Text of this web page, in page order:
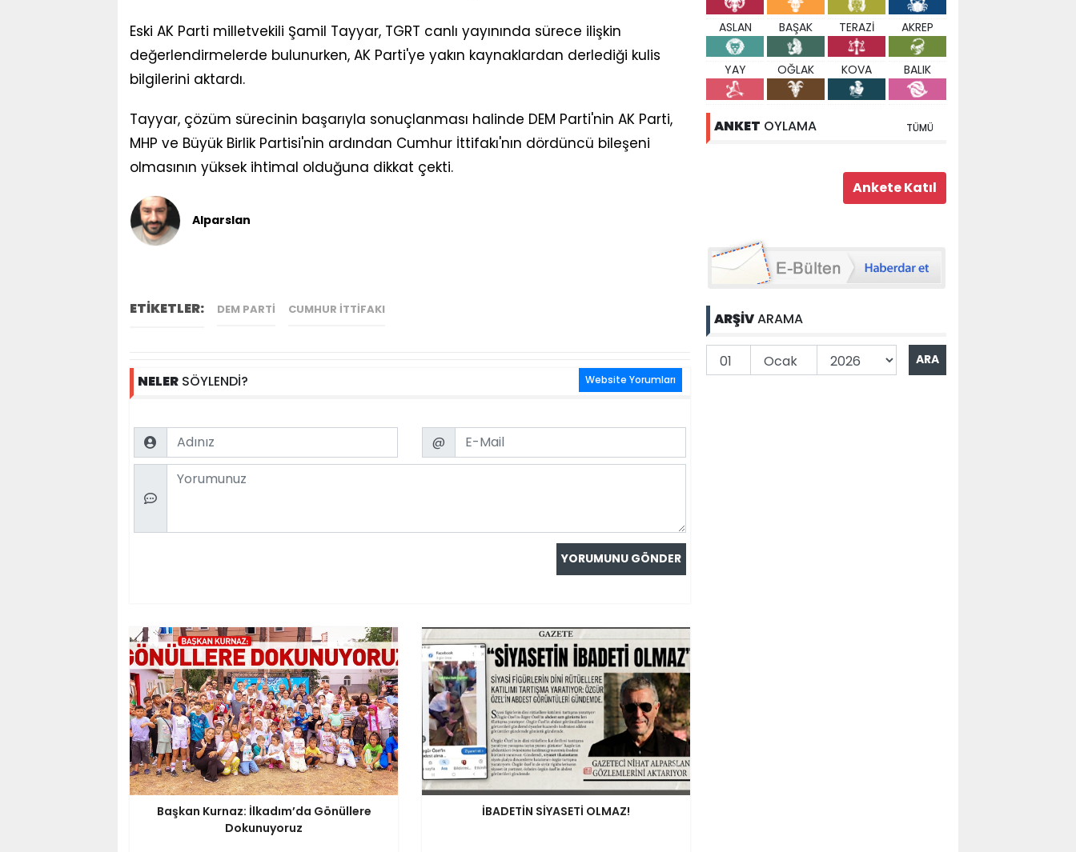
Eski AK Parti milletvekili Şamil Tayyar, TGRT canlı yayınında sürece ilişkin
değerlendirmelerde bulunurken, AK Parti'ye yakın kaynaklardan derlediği kulis
bilgilerini aktardı.
Tayyar, çözüm sürecinin başarıyla sonuçlanması halinde DEM Parti'nin AK Parti,
MHP ve Büyük Birlik Partisi'nin ardından Cumhur İttifakı'nın dördüncü bileşeni
olmasının yüksek ihtimal olduğuna dikkat çekti.
Alparslan
ETİKETLER: DEM PARTI CUMHUR ITTIFAKI
NELER SÖYLENDİ? Website Yorumları
Name Email
@
Comment
Başkan Kurnaz: İlkadım’da Gönüllere
Dokunuyoruz
İBADETİN SİYASETİ OLMAZ!
ASLAN BAŞAK TERAZİ AKREP
YAY OĞLAK KOVA BALIK
ANKET OYLAMA TÜMÜ
ARŞİVARAMA